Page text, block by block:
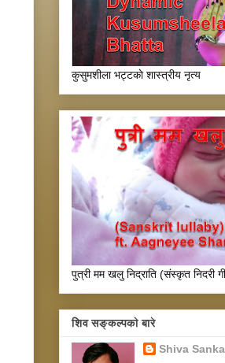
कुसुमशीला भट्टकाे शास्त्रीय नृत्य
पुत्री मम खलु निद्राति (संस्कृत निदरी
शिव सङ्कल्पकाे बारे
Shiva